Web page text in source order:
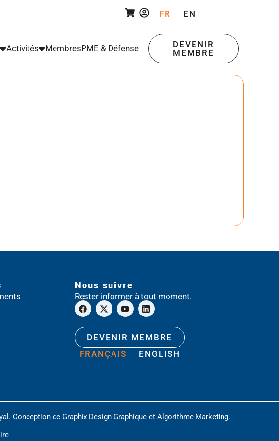
FR EN
Activités MembresPME & Défense
DEVENIR
MEMBRE
Nous suivre
Rester informer à tout moment.
DEVENIR MEMBRE
FRANÇAIS
ENGLISH
Conception de Graphix Design Graphiqueet Algorithme Marketing.